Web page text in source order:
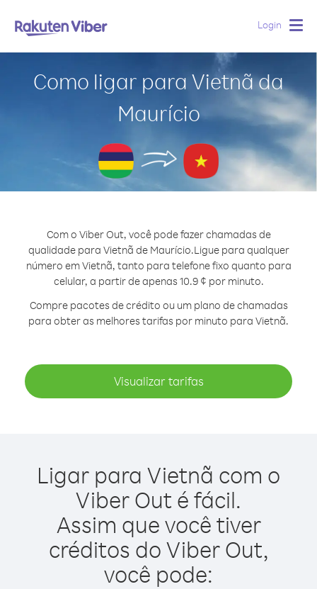
Login
Como ligar para Vietnã da
Maurício
Com o Viber Out, você pode fazer chamadas de
qualidade para Vietnã de Maurício.Ligue para qualquer
número em Vietnã, tanto para telefone fixo quanto para
celular, a partir de apenas 10.9 ¢ por minuto.
Compre pacotes de crédito ou um plano de chamadas
para obter as melhores tarifas por minuto para Vietnã.
Visualizar tarifas
Ligar para Vietnã com o
Viber Out é fácil.
Assim que você tiver
créditos do Viber Out,
você pode: